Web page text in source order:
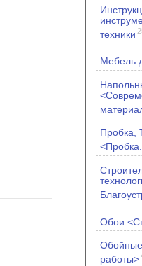
техники
Мебель
Пробка,
Обои
работы>